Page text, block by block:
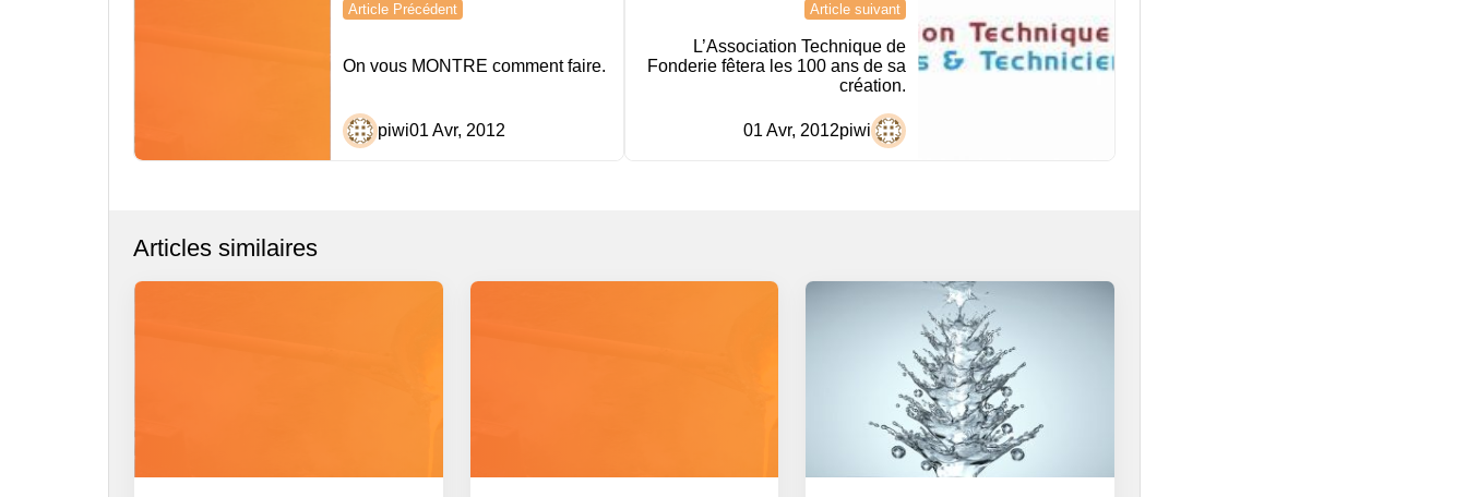
de
Article Précédent
On vous MONTRE comment faire.
piwi01 Avr, 2012
Article suivant
L’Association Technique de
Fonderie fêtera les 100 ans de sa
création.
piwi
01 Avr, 2012
Articles similaires